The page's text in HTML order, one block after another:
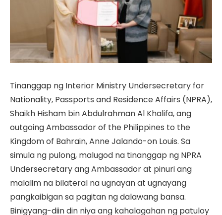
Tinanggap ng Interior Ministry Undersecretary for
Nationality, Passports and Residence Affairs (NPRA),
Shaikh Hisham bin Abdulrahman Al Khalifa, ang
outgoing Ambassador of the Philippines to the
Kingdom of Bahrain, Anne Jalando-on Louis. Sa
simula ng pulong, malugod na tinanggap ng NPRA
Undersecretary ang Ambassador at pinuri ang
malalim na bilateral na ugnayan at ugnayang
pangkaibigan sa pagitan ng dalawang bansa.
Binigyang-diin din niya ang kahalagahan ng patuloy